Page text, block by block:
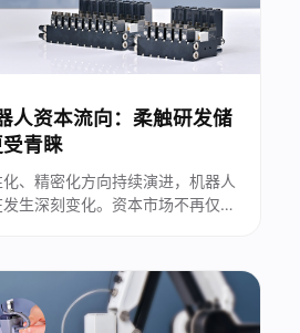
人资本流向：柔触研发储
青睐
、精密化方向持续演进，机器人
生深刻变化。资本市场不再仅仅
、拥有完整技术闭环的企业，逐
重点方向。...